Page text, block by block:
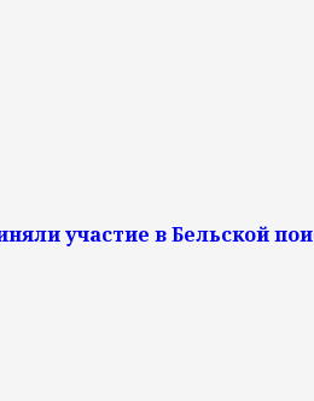
участие в Бельской